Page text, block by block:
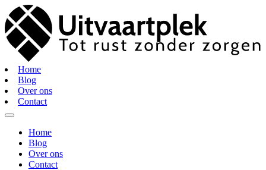
Home
Blog
Over ons
Contact
Home
Blog
Over ons
Contact